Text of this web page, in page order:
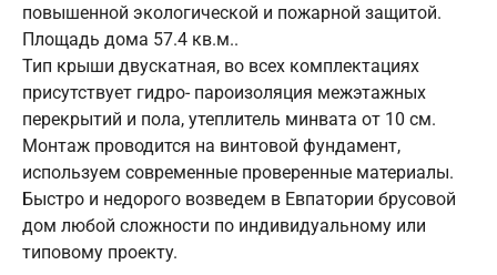
повышенной экологической и пожарной защитой.
Площадь дома 57.4 кв.м..
Тип крыши двускатная, во всех комплектациях
присутствует гидро- пароизоляция межэтажных
перекрытий и пола, утеплитель минвата от 10 см.
Монтаж проводится на винтовой фундамент,
используем современные проверенные материалы.
Быстро и недорого возведем в Евпатории брусовой
дом любой сложности по индивидуальному или
типовому проекту.